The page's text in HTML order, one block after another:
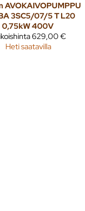
AVOKAIVOPUMPPU
3SC5/07/5 T L20
0,75kW 400V
629,00 €
Heti saatavilla